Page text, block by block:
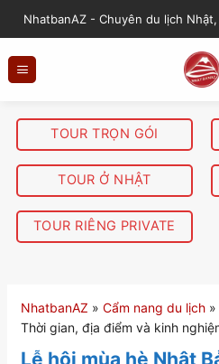
NhatbanAZ - Chuyên du lịch
TOUR TRỌN GÓI
TOUR Ở NHẬT
TOUR RIÊNG PRIVATE
NhatbanAZ » Cẩm nang du lịch »
Thời gian, địa điểm và kinh
Lễ hội mùa hè Nhật